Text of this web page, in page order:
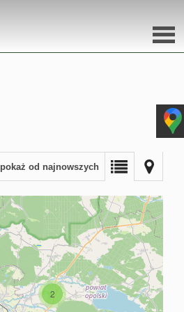
O
pokaż od najnowszych
2